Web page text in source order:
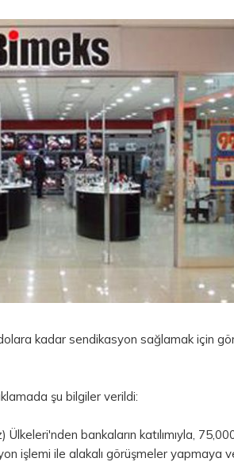
kadar sendikasyon sağlamak için
şu bilgiler verildi:
bankaların katılımıyla,
işlemi ile alakalı görüşmeler yapmaya